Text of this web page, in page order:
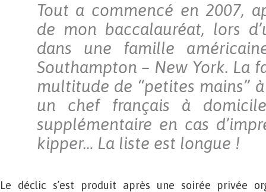
Tout a commencé en 2007,
de mon baccalauréat, lors
dans une famille
Southampton – New York. La
multitude de “petites mains”
un chef français à
supplémentaire en cas
kipper… La liste est longue !
Le déclic s’est produit après une soirée privée